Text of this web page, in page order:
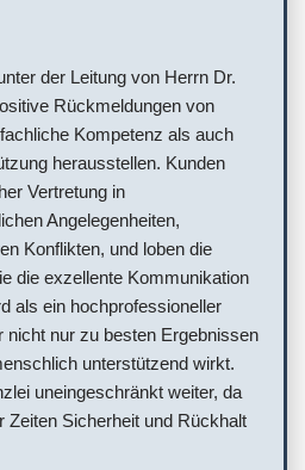
der Leitung von Herrn Dr.
Rückmeldungen von
Kompetenz als auch
herausstellen. Kunden
Vertretung in
Angelegenheiten,
Konflikten, und loben die
die exzellente Kommunikation
als ein hochprofessioneller
nicht nur zu besten Ergebnissen
unterstützend wirkt.
uneingeschränkt weiter, da
Zeiten Sicherheit und Rückhalt